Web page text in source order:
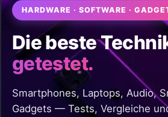
HARDWARE · SOFTWARE ·
Die beste
getestet.
Smartphones, Laptops, Audio,
Gadgets — Tests, Vergleiche